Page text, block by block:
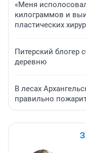
«Меня
килограммов и
пластических
Питерский блогер
деревню
В лесах
правильно